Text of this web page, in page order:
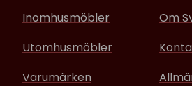
Inomhusmöbler
Utomhusmöbler
Varumärken
Om